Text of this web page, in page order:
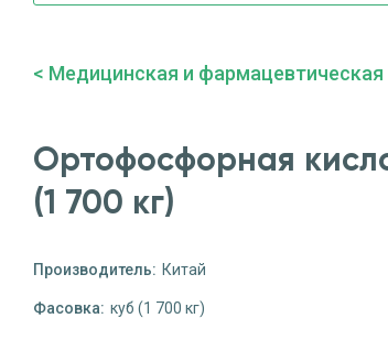
Медицинская и
Ортофосфорная
(1 700 кг)
Производитель: Китай
Фасовка: куб (1 700 кг)